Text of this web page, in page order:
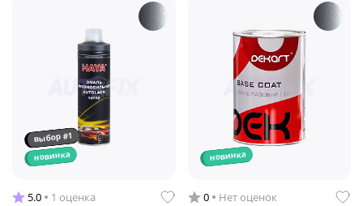
выбор #1
новинка
5.0 1 оценка
новинка
0 Нет оценок